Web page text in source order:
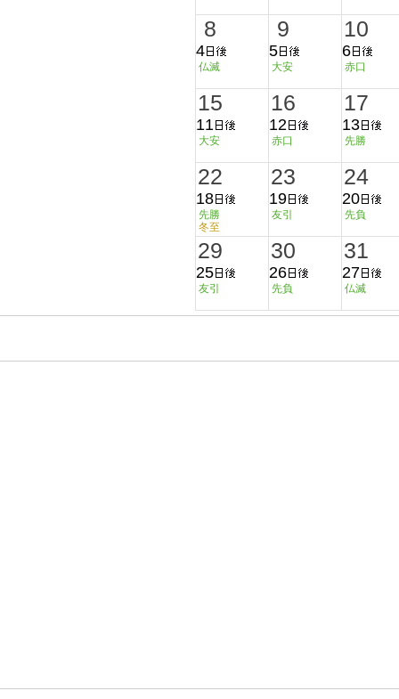
8
4
仏滅
9
5
大安
10
6
赤口
15
11
大安
16
12
赤口
17
13
先勝
22
18
先勝
冬至
23
19
友引
24
20
先負
29
25
友引
30
26
先負
31
27
仏滅